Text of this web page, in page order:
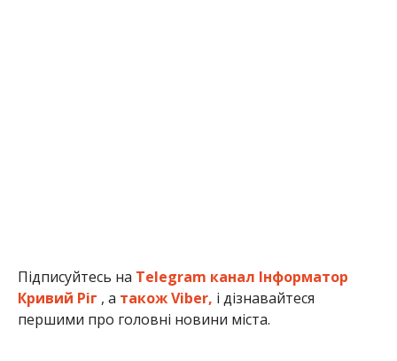
Підписуйтесь на Telegram канал Інформатор
Кривий Ріг , а також Viber, і дізнавайтеся
першими про головні новини міста.